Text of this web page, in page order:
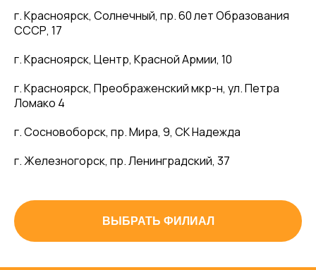
г. Красноярск, Солнечный, пр. 60 лет Образования
СССР, 17
г. Красноярск, Центр, Красной Армии, 10
г. Красноярск, Преображенский мкр-н, ул. Петра
Ломако 4
г. Сосновоборск, пр. Мира, 9, СК Надежда
г. Железногорск, пр. Ленинградский, 37
ВЫБРАТЬ ФИЛИАЛ